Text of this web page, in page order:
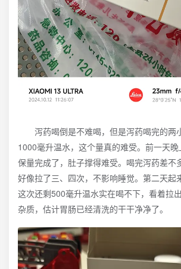
泻药喝倒是不难喝，但是泻药喝完的两
1000毫升温水，这个量真的难受。前一天
保量完成了，肚子撑得难受。喝完泻药差不
好像拉了三、四次，不影响睡觉。第二天起
这次还剩500毫升温水实在喝不下，看着拉
杂质，估计胃肠已经清洗的干干净净了。